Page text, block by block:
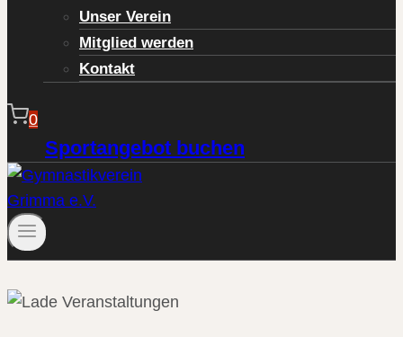
Unser Verein
Mitglied werden
Kontakt
0
Sportangebot buchen